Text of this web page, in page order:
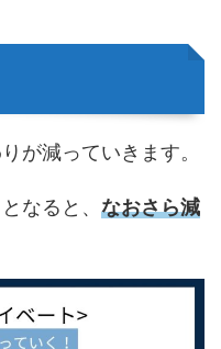
が減っていきます。
なると、 なおさら減